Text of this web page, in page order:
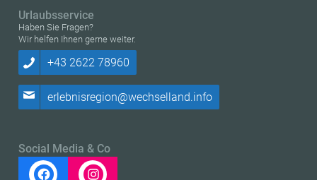
Urlaubsservice
Haben Sie Fragen?
Wir helfen Ihnen gerne weiter.
+43 2622 78960
erlebnisregion@wechselland.info
Social Media & Co